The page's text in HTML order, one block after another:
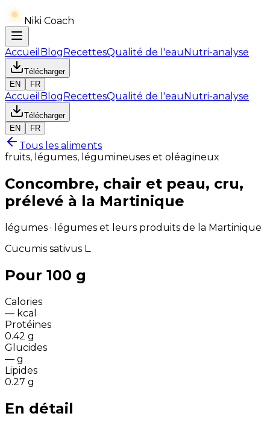
Niki Coach
Accueil BlogRecettesQualité de l'eauNutri-analyse
Télécharger
EN
FR
Accueil BlogRecettesQualité de l'eauNutri-analyse
Télécharger
EN
FR
Tous les aliments
fruits, légumes, légumineuses et oléagineux
Concombre, chair et peau, cru,
prélevé à la Martinique
légumes · légumes et leurs produits de la Martinique
Cucumis sativus L.
Pour 100 g
Calories
— kcal
Protéines
0.42 g
Glucides
— g
Lipides
0.27 g
En détail